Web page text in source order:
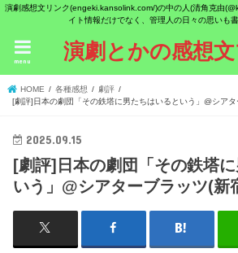
演劇感想文リンク(engeki.kansolink.com/)の中の人(清角克由
イト情報だけでなく、管理人の日々の思いも
演劇とかの感想
menu
HOME 各種感想
劇評
[劇評]日本の劇団「その鉄塔に男たちはいるという」@シア
2025.09.15
[劇評]日本の劇団「その鉄塔
いう」@シアターブラッツ(新